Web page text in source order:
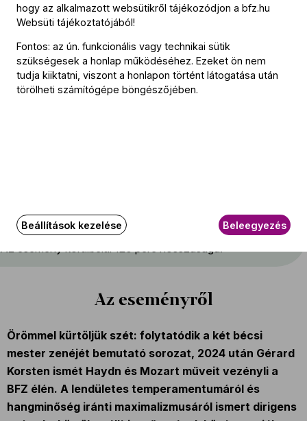
Közreműködők
Vezényel
Bérletek: Ormándy bérlet
Az eseményről
Örömmel kürtöljük szét: folytatódik a két bécsi
mester zenéjét bemutató sorozat, 2024 után Gérard
Korsten ismét Haydn és Mozart műveit vezényli a
BFZ élén. A lendületes temperamentumáról és
hangminőség iránti maximalizmusáról ismert dirigens
hogy az alkalmazott websütikről tájékozódjon a bfz.hu
Websüti tájékoztatójából!
Fontos: az ún. funkcionális vagy technikai sütik
szükségesek a honlap működéséhez. Ezeket ön nem
tudja kiiktatni, viszont a honlapon történt látogatása után
törölheti számítógépe böngészőjében.
Beállítások kezelése Beleegyezés